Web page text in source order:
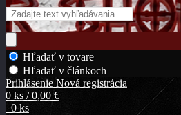
Hľadať v tovare
Hľadať v článkoch
PrihlásenieNová registrácia
0 ks / 0,00 €
0 ks